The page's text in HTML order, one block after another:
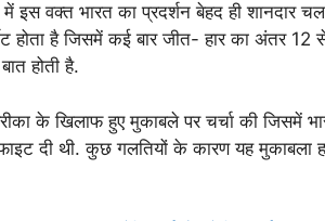
वक्त भारत का प्रदर्शन बेहद ही शानदार चल
होता है जिसमें कई बार जीत- हार का अंतर
होती है.
के खिलाफ हुए मुकाबले पर चर्चा की जिसमें
दी थी. कुछ गलतियों के कारण यह मुकाबला